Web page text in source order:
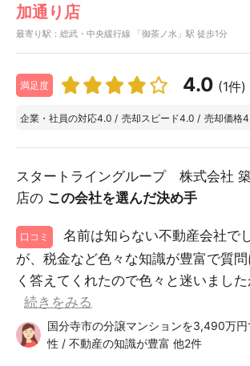
加通り店
最寄り駅：総武・中央緩行線 「御茶ノ水」駅 徒歩1分
満足度 4.0 (1件)
企業・社員の対応4.0 / 売却スピード4.0 / 売却価格
スタートライングループ 株式会社
店の この会社を選んだ決め手
口コミ
名前は知らない不動産会社で
が、税金など色々な知識が豊富で質
く答えてくれたので色々と迷いまし
続きをみる
国分寺市の分譲マンションを3,490万
性 / 不動産の知識が豊富 他2件